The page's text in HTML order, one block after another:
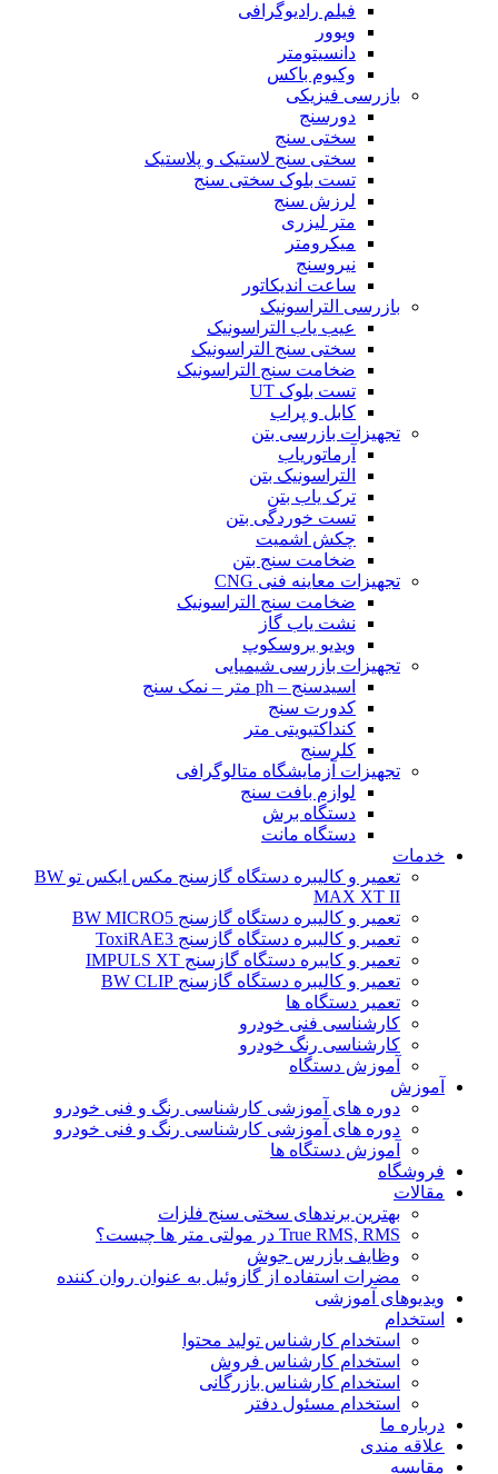
فیلم رادیوگرافی
ویوور
دانسیتومتر
وکیوم باکس
بازرسی فیزیکی
دورسنج
سختی سنج
سختی سنج لاستیک و پلاستیک
تست بلوک سختی سنج
لرزش سنج
متر لیزری
میکرومتر
نیروسنج
ساعت اندیکاتور
بازرسی التراسونیک
عیب یاب التراسونیک
سختی سنج التراسونیک
ضخامت سنج التراسونیک
تست بلوک UT
کابل و پراب
تجهیزات بازرسی بتن
آرماتوریاب
التراسونیک بتن
ترک یاب بتن
تست خوردگی بتن
چکش اشمیت
ضخامت سنج بتن
تجهیزات معاینه فنی CNG
ضخامت سنج التراسونیک
نشت یاب گاز
ویدیو بروسکوپ
تجهیزات بازرسی شیمیایی
اسیدسنج – ph متر – نمک سنج
کدورت سنج
کنداکتیویتی متر
کلرسنج
تجهیزات آزمایشگاه متالوگرافی
لوازم بافت سنج
دستگاه برش
دستگاه مانت
خدمات
تعمیر و کالیبره دستگاه گازسنج مکس ایکس تو BW
MAX XT II
تعمیر و کالیبره دستگاه گازسنج BW MICRO5
تعمیر و کالیبره دستگاه گازسنج ToxiRAE3
تعمیر و کایبره دستگاه گازسنج IMPULS XT
تعمیر و کالیبره دستگاه گازسنج BW CLIP
تعمیر دستگاه ها
کارشناسی فنی خودرو
کارشناسی رنگ خودرو
آموزش دستگاه
آموزش
دوره های آموزشی کارشناسی رنگ و فنی خودرو
دوره های آموزشی کارشناسی رنگ و فنی خودرو
آموزش دستگاه ها
فروشگاه
مقالات
بهترین برندهای سختی سنج فلزات
True RMS, RMS در مولتی متر ها چیست؟
وظایف بازرس جوش
مضرات استفاده از گازوئیل به عنوان روان کننده
ویدیوهای آموزشی
استخدام
استخدام کارشناس تولید محتوا
استخدام کارشناس فروش
استخدام کارشناس بازرگانی
استخدام مسئول دفتر
درباره ما
علاقه مندی
مقایسه